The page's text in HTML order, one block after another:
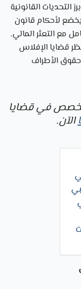
التحديات القانونية
لأحكام قانون
مع التعثر المالي.
قضايا الإفلاس
الأطراف
في قضايا
الآن.